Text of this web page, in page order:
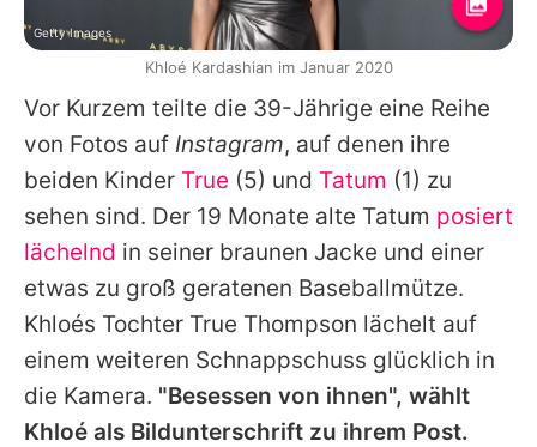
Vor Kurzem teilte die 39-Jährige eine Reihe
von Fotos auf Instagram, auf denen ihre
beiden Kinder True (5) und Tatum (1) zu
sehen sind. Der 19 Monate alte Tatum posiert
lächelnd in seiner braunen Jacke und einer
etwas zu groß geratenen Baseballmütze.
Khloés Tochter True Thompson lächelt auf
einem weiteren Schnappschuss glücklich in
die Kamera. "Besessen von ihnen", wählt
Khloé als Bildunterschrift zu ihrem Post.
Getty Images
Khloé Kardashian im Januar 2020